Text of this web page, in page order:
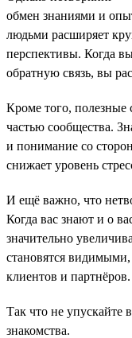
обмен знаниями и
людьми расширяет
перспективы. Когда
обратную связь, вы
Кроме того, полезные
частью сообщества.
и понимание со
снижает уровень
И ещё важно, что
Когда вас знают и о
значительно
становятся
клиентов и партнёров.
Так что не упускайте
знакомства.